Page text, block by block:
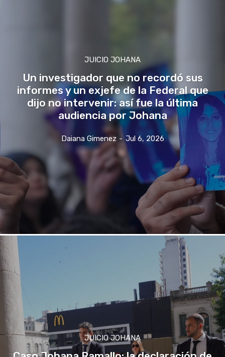
JUICIO JOHANA
Un investigador que no recordó sus
informes y un exjefe de la Federal que
dijo no intervenir: así fue la última
audiencia por Johana
Daiana Gimenez - Jul 6, 2026
JUICIO JOHANA